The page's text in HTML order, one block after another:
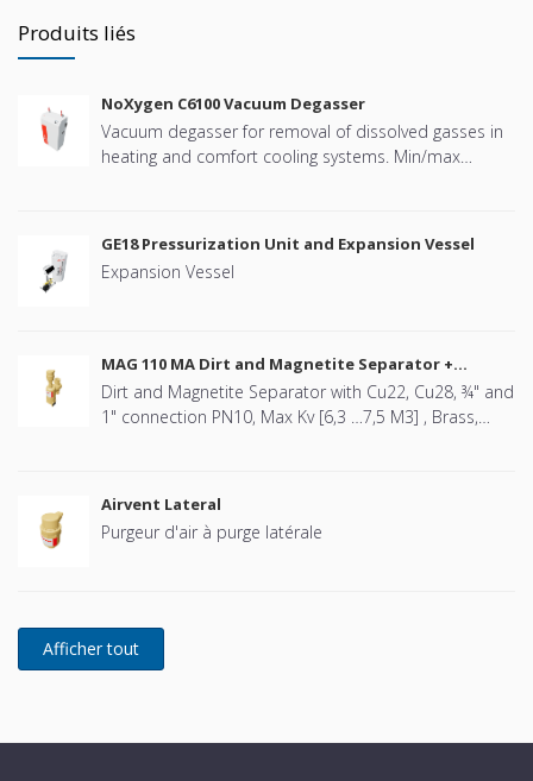
Produits liés
NoXygen C6100 Vacuum Degasser
Vacuum degasser for removal of dissolved gasses in
heating and comfort cooling systems. Min/max
connectivity: Modbus RTU (RS485)
GE18 Pressurization Unit and Expansion Vessel
Expansion Vessel
MAG 110 MA Dirt and Magnetite Separator +
Airvent
Dirt and Magnetite Separator with Cu22, Cu28, ¾" and
1" connection PN10, Max Kv [6,3 …7,5 M3] , Brass,
Airvent Lateral
Purgeur d'air à purge latérale